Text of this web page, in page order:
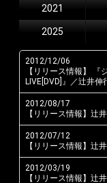
2021
2025
2012/12/06
【リリース情報】
LIVE[DVD]』／辻井伸
2012/08/17
【リリース情報】辻
2012/07/12
【リリース情報】辻
2012/03/19
【リリース情報】辻
PROFILE
PHOTO GALLERY
CONTACT
English site
avex classics
avex classics
avex classics